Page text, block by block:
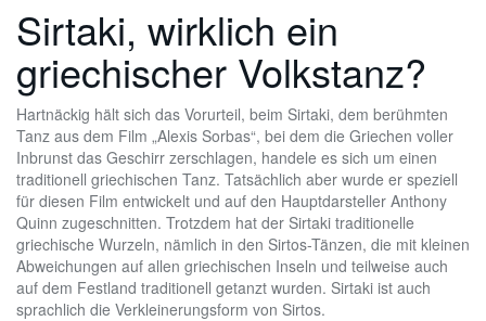
Sirtaki, wirklich ein
griechischer Volkstanz?
Hartnäckig hält sich das Vorurteil, beim Sirtaki, dem berühmten
Tanz aus dem Film „Alexis Sorbas“, bei dem die Griechen voller
Inbrunst das Geschirr zerschlagen, handele es sich um einen
traditionell griechischen Tanz. Tatsächlich aber wurde er speziell
für diesen Film entwickelt und auf den Hauptdarsteller Anthony
Quinn zugeschnitten. Trotzdem hat der Sirtaki traditionelle
griechische Wurzeln, nämlich in den Sirtos-Tänzen, die mit kleinen
Abweichungen auf allen griechischen Inseln und teilweise auch
auf dem Festland traditionell getanzt wurden. Sirtaki ist auch
sprachlich die Verkleinerungsform von Sirtos.